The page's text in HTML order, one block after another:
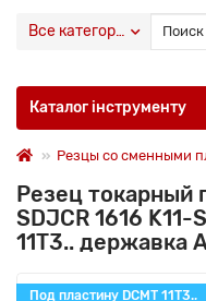
Все категории
Каталог інструменту
Резцы со сменными
Резец токарный
SDJCR 1616 K11-
11T3.. державка
Под пластину DCMT 11T3..